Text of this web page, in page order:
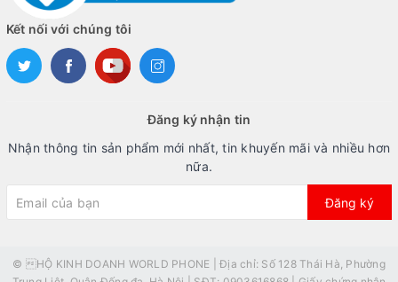
Kết nối với chúng tôi
Đăng ký nhận tin
Nhận thông tin sản phẩm mới nhất, tin khuyến mãi và nhiều hơn
nữa.
Đăng ký
© HỘ KINH DOANH WORLD PHONE | Địa chỉ: Số 128 Thái Hà, Phường